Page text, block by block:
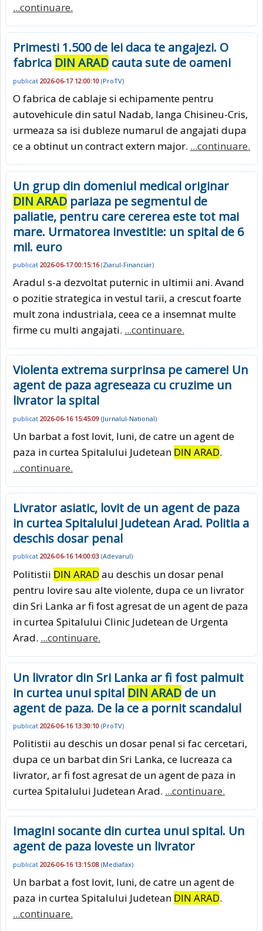
...continuare.
Primesti 1.500 de lei daca te angajezi. O
fabrica DIN ARAD cauta sute de oameni
publicat 2026-06-17 12:00:10 (ProTV)
O fabrica de cablaje si echipamente pentru
autovehicule din satul Nadab, langa Chisineu-Cris,
urmeaza sa isi dubleze numarul de angajati dupa
ce a obtinut un contract extern major. ...continuare.
Un grup din domeniul medical originar
DIN ARAD pariaza pe segmentul de
paliatie, pentru care cererea este tot mai
mare. Urmatorea investitie: un spital de 6
mil. euro
publicat 2026-06-17 00:15:16(Ziarul-Financiar)
Aradul s-a dezvoltat puternic in ultimii ani. Avand
o pozitie strategica in vestul tarii, a crescut foarte
mult zona industriala, ceea ce a insemnat multe
firme cu multi angajati. ...continuare.
Violenta extrema surprinsa pe camere! Un
agent de paza agreseaza cu cruzime un
livrator la spital
publicat 2026-06-16 15:45:09 (Jurnalul-National)
Un barbat a fost lovit, luni, de catre un agent de
paza in curtea Spitalului Judetean DIN ARAD.
...continuare.
Livrator asiatic, lovit de un agent de paza
in curtea Spitalului Judetean Arad. Politia a
deschis dosar penal
publicat 2026-06-16 14:00:03 (Adevarul)
Politistii DIN ARAD au deschis un dosar penal
pentru lovire sau alte violente, dupa ce un livrator
din Sri Lanka ar fi fost agresat de un agent de paza
in curtea Spitalului Clinic Judetean de Urgenta
Arad. ...continuare.
Un livrator din Sri Lanka ar fi fost palmuit
in curtea unui spital DIN ARAD de un
agent de paza. De la ce a pornit scandalul
publicat 2026-06-16 13:30:10 (ProTV)
Politistii au deschis un dosar penal si fac cercetari,
dupa ce un barbat din Sri Lanka, ce lucreaza ca
livrator, ar fi fost agresat de un agent de paza in
curtea Spitalului Judetean Arad. ...continuare.
Imagini socante din curtea unui spital. Un
agent de paza loveste un livrator
publicat 2026-06-16 13:15:08 (Mediafax)
Un barbat a fost lovit, luni, de catre un agent de
paza in curtea Spitalului Judetean DIN ARAD.
...continuare.